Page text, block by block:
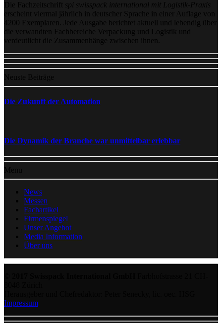
Die Fachzeitschrift
spi swisspack international mit Logistik-Praxis
erscheint viermal jährlich in deutscher Sprache in einer Auflage von
4200 Exemplaren. Jede Ausgabe berichtet aktuell und lebendig über
die verwandten Fachbereiche Verpackung und Logistik und
verdeutlicht die Zusammenhänge zwischen ihnen.
Neuste Beiträge
Die Zukunft der Automation
Die Dynamik der Branche war unmittelbar erlebbar
Menu
News
Messen
Fachartikel
Firmenspiegel
Unser Angebot
Media Information
Über uns
Impressum